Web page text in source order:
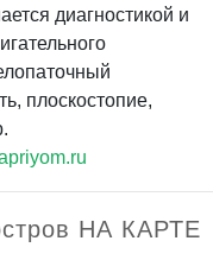
диагностикой и
плоскостопие,
НА КАРТЕ